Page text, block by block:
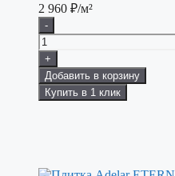
2 960 ₽/м²
-
+
Добавить в корзину
Купить в 1 клик